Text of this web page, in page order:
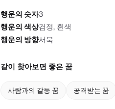
행운의 숫자3
행운의 색상검정, 흰색
행운의 방향서북
같이 찾아보면 좋은 꿈
사람과의 갈등 꿈 공격받는 꿈